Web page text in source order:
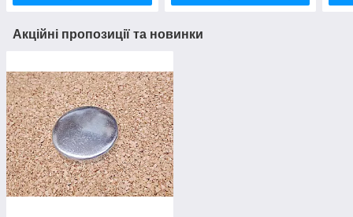
Акційні пропозиції та новинки